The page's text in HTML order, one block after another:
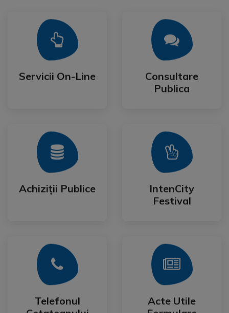
Servicii On-Line
Servicii On-Line
Mai Mult
Consultare
Publica
Consultare
Publica
Mai Mult
Achiziții Publice
Achiziții Publice
Mai Mult
IntenCity
Festival
IntenCity
Festival
Mai Mult
Telefonul
Telefonul
Cetateanului
Mai Mult
Acte Utile
Acte Utile
Formulare
Mai Mult